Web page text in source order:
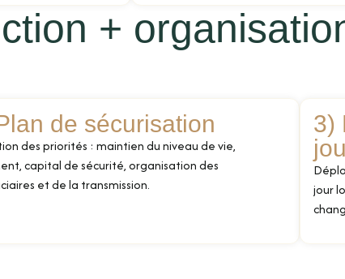
+
de sécurisation
des priorités : maintien du niveau de vie,
capital de sécurité, organisation des
et de la transmission.
3)
jour